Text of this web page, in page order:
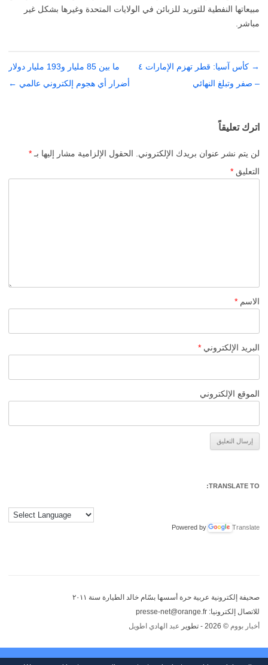
مبيعاتها النفطية للتوريد للزبائن في الولايات المتحدة وغيرها بشكل غير
مباشر.
تصفّح
المقالات
→
كأس آسيا: قطر تهزم الإمارات ٤
– صفر وتبلغ النهائي
ما بين 85 مليار و193 مليار دولار
أضرار أي هجوم إلكتروني عالمي ←
اترك تعليقاً
لن يتم نشر عنوان بريدك الإلكتروني. الحقول الإلزامية مشار إليها بـ *
التعليق *
الاسم *
البريد الإلكتروني *
الموقع الإلكتروني
TRANSLATE TO:
Powered by Translate
صحيفة إلكترونية عربية حرة أسسها بسّام خالد الطيارة سنة ٢٠١١
للاتصال إلكترونيا: presse-net@orange.fr
أخبار بووم © 2026 - تطوير عبد الهادي اطويل